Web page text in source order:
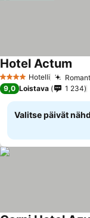
4 Tähtiluokitus
Hotelli
Hotel Actum
9,0 Loistava 1 234
Valitse päivät